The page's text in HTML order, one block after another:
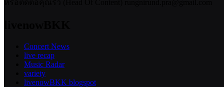
Concert News
live recap
Music Radar
variety
livenowBKK blogspot